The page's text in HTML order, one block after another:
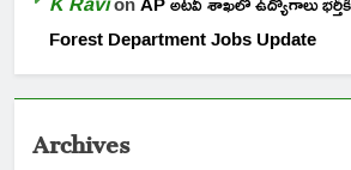
Forest Department Jobs Update
Archives